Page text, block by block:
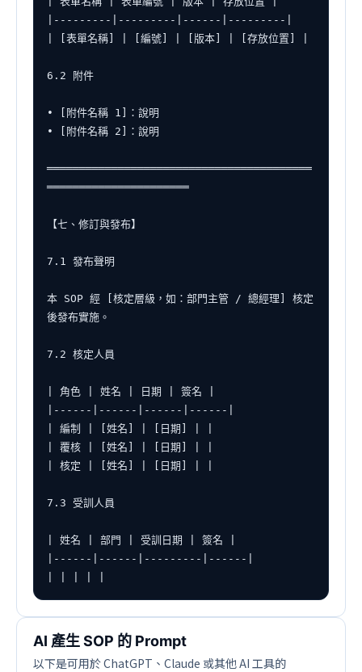
|---------|---------|------|---------|
| [表單名稱] | [編號] | [版本] | [存放位置] |
6.2 附件
• [附件名稱 1]：說明
• [附件名稱 2]：說明
═════════════════════════════════════════
══════════════════════
【七、修訂與發布】
7.1 發布聲明
本 SOP 經 [核定層級，如：部門主管 / 總經理] 核定
後發布實施。
7.2 核定人員
| 角色 | 姓名 | 日期 | 簽名 |
|------|------|------|------|
| 編制 | [姓名] | [日期] | |
| 覆核 | [姓名] | [日期] | |
| 核定 | [姓名] | [日期] | |
7.3 受訓人員
| 姓名 | 部門 | 受訓日期 | 簽名 |
|------|------|---------|------|
AI 產生 SOP 的 Prompt
以下是可用於 ChatGPT、Claude 或其他 AI 工具的